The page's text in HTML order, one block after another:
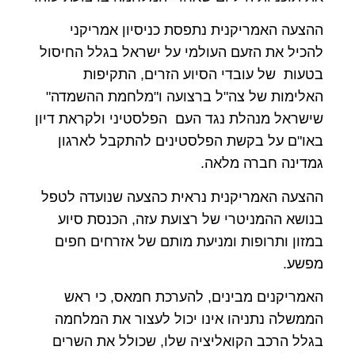
ההצעה האמריקנית נתפסת כניסיון אמריקני
להכיל את הזעם העולמי על ישראל בגלל החיסול
בטעות של עובדי הסיוע הזרים, התקיפות
האלימות של צה"ל ברצועה ו"מלחמת ההשמדה"
שישראל מנהלת נגד העם הפלסטיני ולקראת דיון
באו"ם על בקשת הפלסטינים להתקבל לארגון
גמדינה חברה מלאה.
ההצעה האמריקנית נראית כהצעה שנועדה לטפל
בנושא ההמניטרי של רצועת עזה, הכנסת סיוע
במזון ותרופות ומניעת מותם של אזרחים חפים
מפשע.
האמריקנים מבינים, להערכת חמאס, כי ראש
הממשלה נתניהו אינו יכול לעצור את המלחמה
בגלל הרכב הקואליציה שלו, שכולל את השרים